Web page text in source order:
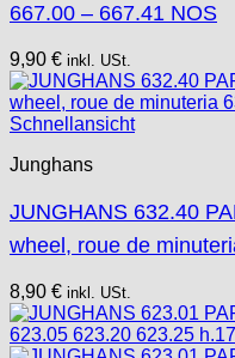
667.00 – 667.41 NOS
9,90 € inkl. USt.
Schnellansicht
Junghans
JUNGHANS 632.40
wheel, roue de
8,90 € inkl. USt.